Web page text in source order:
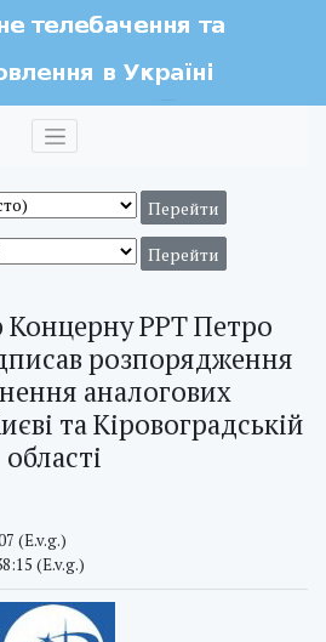
Концерну РРТ Петро
розпорядження
аналогових
та Кіровоградській
області
(E.v.g.)
(E.v.g.)